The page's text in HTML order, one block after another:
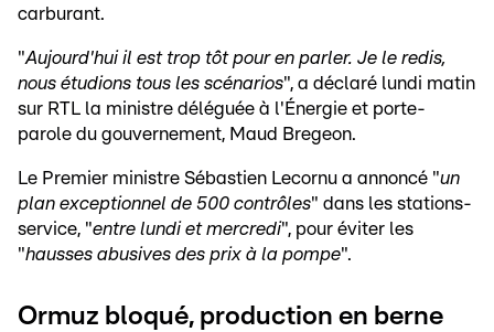
carburant.
"Aujourd'hui il est trop tôt pour en parler. Je le redis,
nous étudions tous les scénarios", a déclaré lundi matin
sur RTL la ministre déléguée à l'Énergie et porte-
parole du gouvernement, Maud Bregeon.
Le Premier ministre Sébastien Lecornu a annoncé "un
plan exceptionnel de 500 contrôles" dans les stations-
service, "entre lundi et mercredi", pour éviter les
"hausses abusives des prix à la pompe".
Ormuz bloqué, production en berne